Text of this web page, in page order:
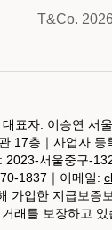
T&Co. 2026
표자: 이승연 서
17층｜사업자 등
2023-서울중구-
1837｜이메일:
가입한 지급보증
거래를 보장하고 있